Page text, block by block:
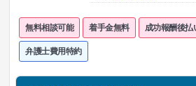
無料相談可能 着手金無料 成功報酬後払
弁護士費用特約